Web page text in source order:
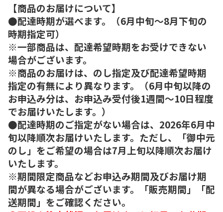
【商品のお届けについて】
●配達時期が選べます。（6月中旬～8月下旬の
時期指定可）
※一部商品は、配達希望時期をお受けできない
場合がございます。
※商品のお届けは、のし指定及び配達希望時期
指定の有無により異なります。（6月中旬以降の
お申込み分は、お申込み受付後1週間～10日程度
でお届けいたします。）
●配達時期のご指定がない場合は、2026年6月中
旬以降順次お届けいたします。ただし、「御中元
のし」をご希望の場合は7月上旬以降順次お届け
いたします。
※期間限定商品などお申込み期間及びお届け期
間が異なる場合がございます。「販売期間」「配
送期間」をご確認ください。